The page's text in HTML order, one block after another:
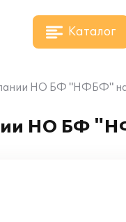
Каталог
НО БФ "НФБФ" на
НО БФ